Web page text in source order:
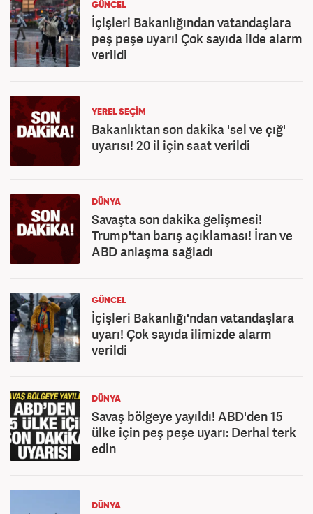
GÜNCEL
İçişleri Bakanlığından vatandaşlara
peş peşe uyarı! Çok sayıda ilde alarm
verildi
YEREL SEÇİM
Bakanlıktan son dakika 'sel ve çığ'
uyarısı! 20 il için saat verildi
DÜNYA
Savaşta son dakika gelişmesi!
Trump'tan barış açıklaması! İran ve
ABD anlaşma sağladı
GÜNCEL
İçişleri Bakanlığı'ndan vatandaşlara
uyarı! Çok sayıda ilimizde alarm
verildi
DÜNYA
Savaş bölgeye yayıldı! ABD'den 15
ülke için peş peşe uyarı: Derhal terk
edin
DÜNYA